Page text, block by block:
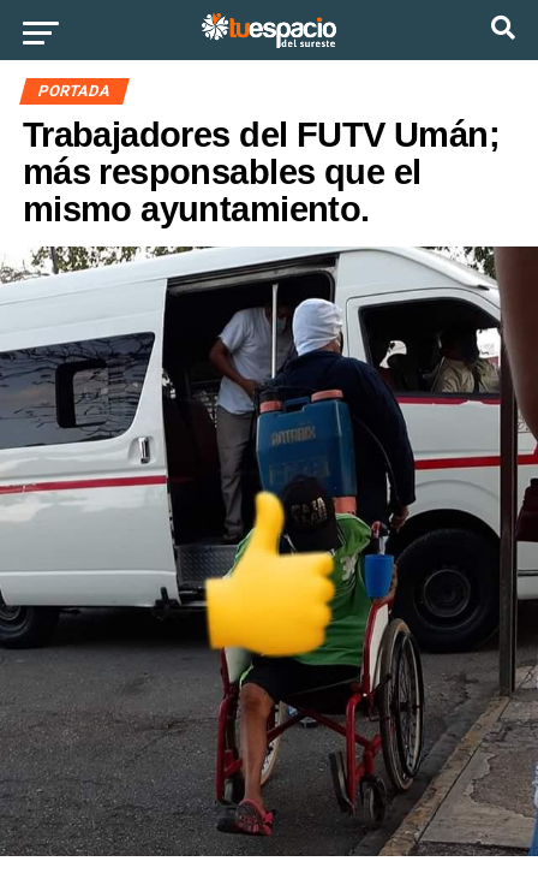
PORTADA
Trabajadores del FUTV Umán;
más responsables que el
mismo ayuntamiento.
Ir a la versión móvil